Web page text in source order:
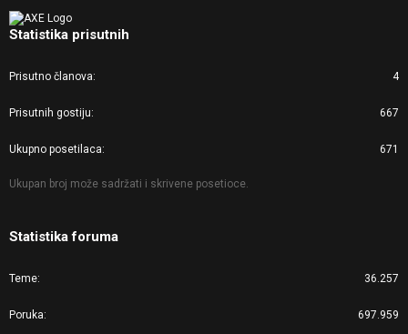
Statistika prisutnih
Prisutno članova 4
Prisutnih gostiju 667
Ukupno posetilaca 671
Ukupan broj može sadržati i skrivene posetioce.
Statistika foruma
Teme 36.257
Poruka 697.959